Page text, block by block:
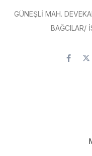
GÜNEŞLİ MAH.
BAĞCILAR/